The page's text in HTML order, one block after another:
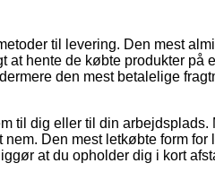
til levering. Den mest
at hente de købte produkter på
den mest betalelige
til dig eller til din arbejdsplads.
Den mest letkøbte form for
at du opholder dig i kort